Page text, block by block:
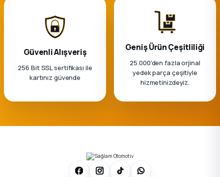
Güvenli Alışveriş
256 Bit SSL sertifikası ile
kartınız güvende
Geniş Ürün Çeşitliliği
25.000'den fazla orjinal
yedek parça çeşitiyle
hizmetinizdeyiz.